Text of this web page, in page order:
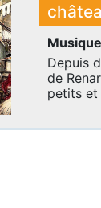
Depuis
de
petits et